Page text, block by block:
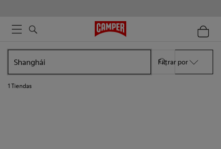
Filtrar por
1Tiendas